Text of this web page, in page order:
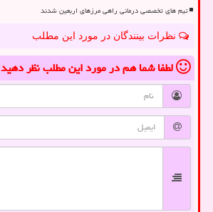
تیم های تخصصی درمانی راهی مرزهای اربعین شدند
نظرات بینندگان در مورد این مطلب
لطفا شما همدر مورد این مطلبنظر دهید